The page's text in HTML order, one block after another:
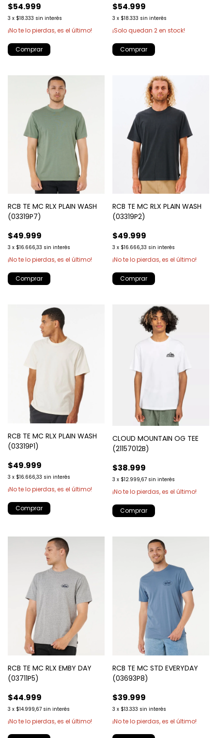
$54.999
3 x $18.333 sin interés
¡No te lo pierdas, es el último!
Comprar
$54.999
3 x $18.333 sin interés
¡Solo quedan 2en stock!
Comprar
RCB TE MC RLX PLAIN WASH
(03319P7)
$49.999
3 x $16.666,33 sin interés
¡No te lo pierdas, es el último!
Comprar
RCB TE MC RLX PLAIN WASH
(03319P2)
$49.999
3 x $16.666,33 sin interés
¡No te lo pierdas, es el último!
Comprar
RCB TE MC RLX PLAIN WASH
(03319P1)
$49.999
3 x $16.666,33 sin interés
¡No te lo pierdas, es el último!
Comprar
CLOUD MOUNTAIN OG TEE
(21157012B)
$38.999
3 x $12.999,67 sin interés
¡No te lo pierdas, es el último!
Comprar
RCB TE MC RLX EMBY DAY
(03711P5)
$44.999
3 x $14.999,67 sin interés
¡No te lo pierdas, es el último!
RCB TE MC STD EVERYDAY
(03693P8)
$39.999
3 x $13.333 sin interés
¡No te lo pierdas, es el último!